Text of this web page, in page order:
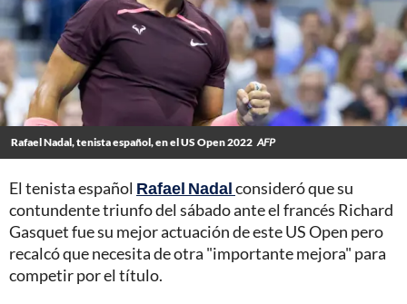
Rafael Nadal, tenista español, en el US Open 2022 AFP
El tenista español Rafael Nadalconsideró que su
contundente triunfo del sábado ante el francés Richard
Gasquet fue su mejor actuación de este US Open pero
recalcó que necesita de otra "importante mejora" para
competir por el título.